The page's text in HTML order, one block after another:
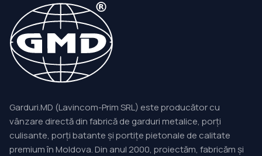
Garduri.MD (Lavincom-Prim SRL) este producător cu
vânzare directă din fabrică de garduri metalice, porți
culisante, porți batante și portițe pietonale de calitate
premium în Moldova. Din anul 2000, proiectăm, fabricăm și